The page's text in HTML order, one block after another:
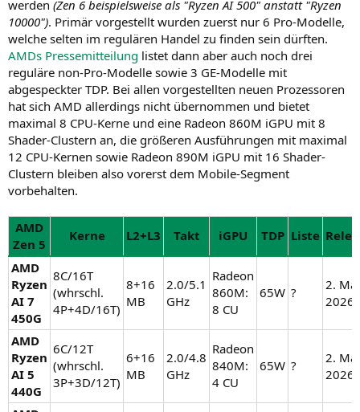
werden (Zen 6 beispielsweise als "Ryzen AI 500" anstatt "Ryzen
10000"). Primär vorgestellt wurden zuerst nur 6 Pro-Modelle,
welche selten im regulären Handel zu finden sein dürften.
AMDs Pressemitteilung listet dann aber auch noch drei
reguläre non-Pro-Modelle sowie 3 GE-Modelle mit
abgespeckter TDP. Bei allen vorgestellten neuen Prozessoren
hat sich AMD allerdings nicht übernommen und bietet
maximal 8 CPU-Kerne und eine Radeon 860M iGPU mit 8
Shader-Clustern an, die größeren Ausführungen mit maximal
12 CPU-Kernen sowie Radeon 890M iGPU mit 16 Shader-
Clustern bleiben also vorerst dem Mobile-Segment
vorbehalten.
AMD
Zen 5
Kerne L2+L3 Takt iGPU TDP Liste
AMD
Ryzen
AI 7
450G
8C/16T
(whrschl.
4P+4D/16T)
8+16
MB
2.0/5.1
GHz
Radeon
860M:
8 CU
65W ?
2.
2026
AMD
Ryzen
AI 5
440G
6C/12T
(whrschl.
3P+3D/12T)
6+16
MB
2.0/4.8
GHz
Radeon
840M:
4 CU
65W ?
2.
2026